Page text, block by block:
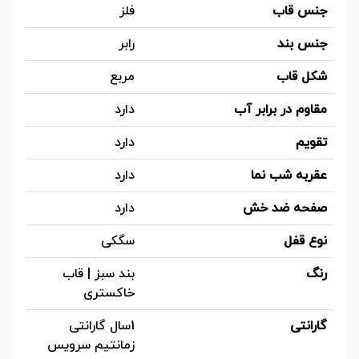
جنس قاب
فلز
جنس بند
رابر
شکل قاب
مربع
مقاوم در برابر آب
دارد
تقویم
دارد
عقربه شب نما
دارد
صفحه ضد خش
دارد
نوع قفل
سگکی
رنگ
بند سبز | قاب
خاکستری
گارانتی
1سال گارانتی
زمانتیم سرویس